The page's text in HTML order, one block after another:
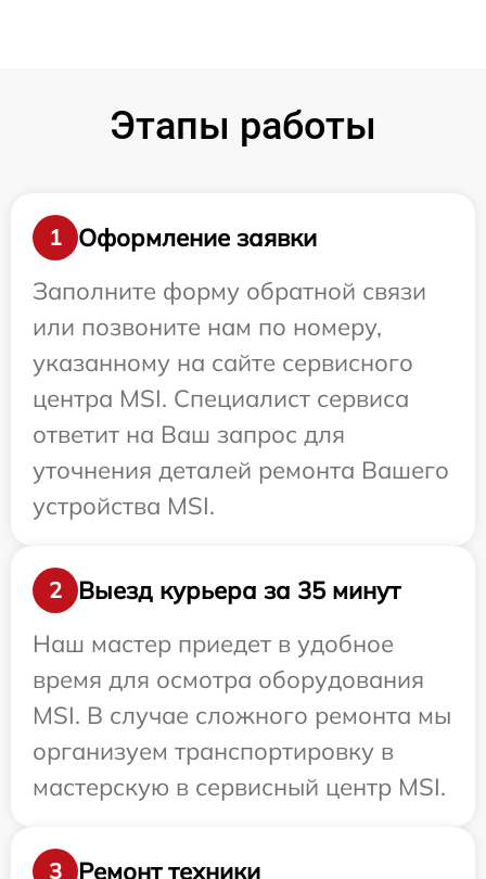
Этапы работы
1
Оформление заявки
Заполните форму обратной связи
или позвоните нам по номеру,
указанному на сайте сервисного
центра MSI. Специалист сервиса
ответит на Ваш запрос для
уточнения деталей ремонта Вашего
устройства MSI.
2
Выезд курьера за 35 минут
Наш мастер приедет в удобное
время для осмотра оборудования
MSI. В случае сложного ремонта мы
организуем транспортировку в
мастерскую в сервисный центр MSI.
3 Ремонт техники